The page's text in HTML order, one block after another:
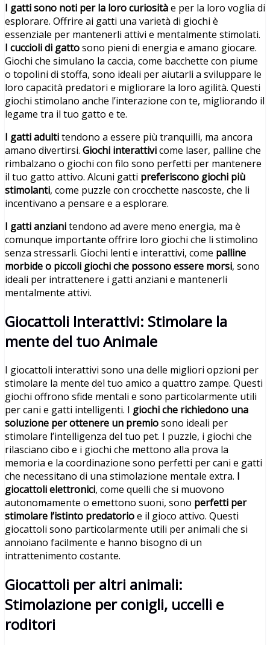
I gatti sono noti per la loro curiositàe per la loro voglia di
esplorare. Offrire ai gatti una varietà di giochi è
essenziale per mantenerli attivi e mentalmente stimolati.
I cuccioli di gattosono pieni di energia e amano giocare.
Giochi che simulano la caccia, come bacchette con piume
o topolini di stoffa, sono ideali per aiutarli a sviluppare le
loro capacità predatori e migliorare la loro agilità. Questi
giochi stimolano anche l’interazione con te, migliorando il
legame tra il tuo gatto e te.
I gatti adultitendono a essere più tranquilli, ma ancora
amano divertirsi. Giochi interattivicome laser, palline che
rimbalzano o giochi con filo sono perfetti per mantenere
il tuo gatto attivo. Alcuni gatti preferiscono giochi più
stimolanti, come puzzle con crocchette nascoste, che li
incentivano a pensare e a esplorare.
I gatti anzianitendono ad avere meno energia, ma è
comunque importante offrire loro giochi che li stimolino
senza stressarli. Giochi lenti e interattivi, come palline
morbide o piccoli giochi che possono essere morsi, sono
ideali per intrattenere i gatti anziani e mantenerli
mentalmente attivi.
Giocattoli Interattivi: Stimolare la
mente del tuo Animale
I giocattoli interattivi sono una delle migliori opzioni per
stimolare la mente del tuo amico a quattro zampe. Questi
giochi offrono sfide mentali e sono particolarmente utili
per cani e gatti intelligenti. I giochi che richiedono una
soluzione per ottenere un premiosono ideali per
stimolare l’intelligenza del tuo pet. I puzzle, i giochi che
rilasciano cibo e i giochi che mettono alla prova la
memoria e la coordinazione sono perfetti per cani e gatti
che necessitano di una stimolazione mentale extra. I
giocattoli elettronici, come quelli che si muovono
autonomamente o emettono suoni, sono perfetti per
stimolare l’istinto predatorioe il gioco attivo. Questi
giocattoli sono particolarmente utili per animali che si
annoiano facilmente e hanno bisogno di un
intrattenimento costante.
Giocattoli per altri animali:
Stimolazione per conigli, uccelli e
roditori